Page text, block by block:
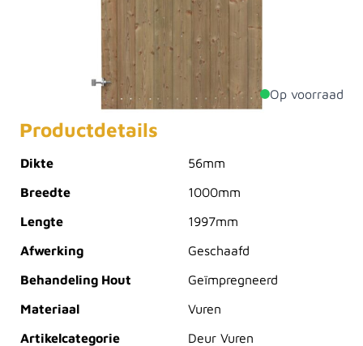
dubbelzijdig bekleed worden op verzoek. Deze dichte
tuindeur is ook leverbaar met een raam en heeft een
lange levensduur.
Op voorraad
Productdetails
Dikte
56mm
Breedte
1000mm
Lengte
1997mm
Afwerking
Geschaafd
Behandeling Hout
Geïmpregneerd
Materiaal
Vuren
Artikelcategorie
Deur Vuren